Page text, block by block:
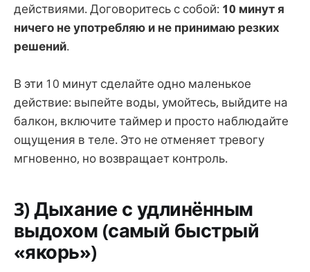
действиями. Договоритесь с собой: 10 минут я
ничего не употребляю и не принимаю резких
решений.
В эти 10 минут сделайте одно маленькое
действие: выпейте воды, умойтесь, выйдите на
балкон, включите таймер и просто наблюдайте
ощущения в теле. Это не отменяет тревогу
мгновенно, но возвращает контроль.
3) Дыхание с удлинённым
выдохом (самый быстрый
«якорь»)